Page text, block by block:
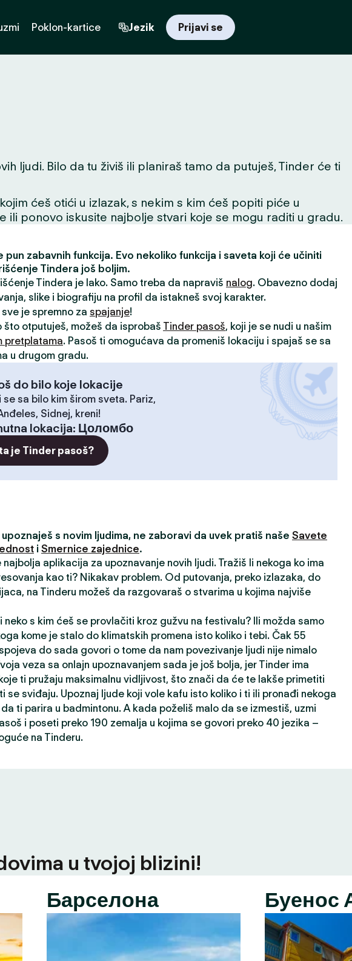
Poklon-kartice Jezik Prijavi se
ljudi. Bilo da tu živiš ili planiraš tamo da putuješ, Tinder će ti
ćeš otići u izlazak, s nekim s kim ćeš popiti piće u
ponovo iskusite najbolje stvari koje se mogu raditi u gradu.
pun zabavnih funkcija. Evo nekoliko funkcija i saveta koji će učiniti
Tindera još boljim.
Tindera je lako. Samo treba da napraviš nalog. Obavezno dodaj
slike i biografiju na profil da istakneš svoj karakter.
sve je spremno za spajanje!
što otputuješ, možeš da isprobaš Tinder pasoš, koji je se nudi u našim
pretplatama. Pasoš ti omogućava da promeniš lokaciju i spajaš se sa
u drugom gradu.
do bilo koje lokacije
se sa bilo kim širom sveta. Pariz,
Sidnej, kreni!
lokacija: Цоломбо
je Tinder pasoš?
upoznaješ s novim ljudima, ne zaboravi da uvek pratiš naše Savete
i Smernice zajednice.
najbolja aplikacija za upoznavanje novih ljudi. Tražiš li nekoga ko ima
kao ti? Nikakav problem. Od putovanja, preko izlazaka, do
na Tinderu možeš da razgovaraš o stvarima u kojima najviše
neko s kim ćeš se provlačiti kroz gužvu na festivalu? Ili možda samo
kome je stalo do klimatskih promena isto koliko i tebi. Čak 55
do sada govori o tome da nam povezivanje ljudi nije nimalo
veza sa onlajn upoznavanjem sada je još bolja, jer Tinder ima
ti pružaju maksimalnu vidljivost, što znači da će te lakše primetiti
se sviđaju. Upoznaj ljude koji vole kafu isto koliko i ti ili pronađi nekoga
da ti parira u badmintonu. A kada poželiš malo da se izmestiš, uzmi
i poseti preko 190 zemalja u kojima se govori preko 40 jezika –
na Tinderu.
u tvojoj blizini!
Барселона Буенос